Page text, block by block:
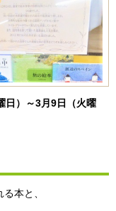
日）～3月9日（火曜
本と、